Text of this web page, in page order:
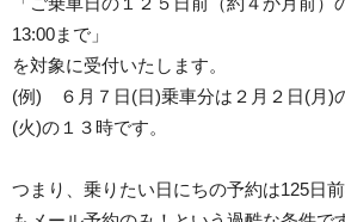
13:00まで」
を対象に受付いたします。
(例) ６月７日(日)乗車分は２月２日(月)
(火)の１３時です。
つまり、乗りたい日にちの予約は125日